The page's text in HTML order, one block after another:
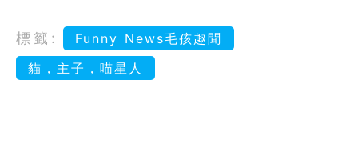
標籤:
Funny News毛孩趣聞
貓，主子，喵星人